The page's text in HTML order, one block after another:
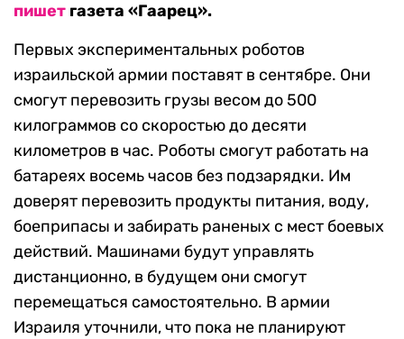
пишет газета «Гаарец».
Первых экспериментальных роботов
израильской армии поставят в сентябре. Они
смогут перевозить грузы весом до 500
килограммов со скоростью до десяти
километров в час. Роботы смогут работать на
батареях восемь часов без подзарядки. Им
доверят перевозить продукты питания, воду,
боеприпасы и забирать раненых с мест боевых
действий. Машинами будут управлять
дистанционно, в будущем они смогут
перемещаться самостоятельно. В армии
Израиля уточнили, что пока не планируют